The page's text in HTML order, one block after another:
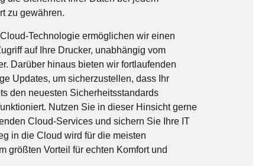
zu gewähren.
Technologie ermöglichen wir einen
auf Ihre Drucker, unabhängig vom
Darüber hinaus bieten wir fortlaufenden
Updates, um sicherzustellen, dass Ihr
den neuesten Sicherheitsstandards
Nutzen Sie in dieser Hinsicht gerne
Cloud-Services und sichern Sie Ihre IT
in die Cloud wird für die meisten
größten Vorteil für echten Komfort und